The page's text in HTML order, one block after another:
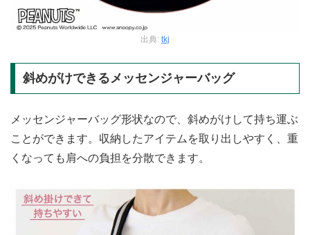
出典: tkj
斜めがけできるメッセンジャーバッグ
メッセンジャーバッグ形状なので、斜めがけして持ち運ぶ
ことができます。収納したアイテムを取り出しやすく、重
くなっても肩への負担を分散できます。